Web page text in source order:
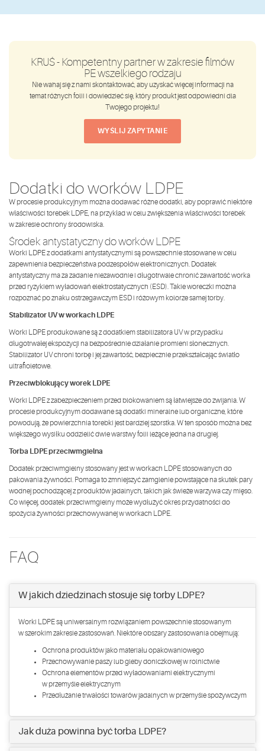
KRUŚ - Kompetentny partner w zakresie filmów
PE wszelkiego rodzaju
Nie wahaj się z nami skontaktować, aby uzyskać więcej informacji na
temat różnych folii i dowiedzieć się, który produkt jest odpowiedni dla
Twojego projektu!
WYŚLIJ ZAPYTANIE
Dodatki do worków LDPE
W procesie produkcyjnym można dodawać różne dodatki, aby poprawić niektóre
właściwości torebek LDPE, na przykład w celu zwiększenia właściwości torebek
w zakresie ochrony środowiska.
Środek antystatyczny do worków LDPE
Worki LDPE z dodatkami antystatycznymi są powszechnie stosowane w celu
zapewnienia bezpieczeństwa podzespołów elektronicznych. Dodatek
antystatyczny ma za zadanie niezawodnie i długotrwale chronić zawartość worka
przed ryzykiem wyładowań elektrostatycznych (ESD). Takie woreczki można
rozpoznać po znaku ostrzegawczym ESD i różowym kolorze samej torby.
Stabilizator UV w workach LDPE
Worki LDPE produkowane są z dodatkiem stabilizatora UV w przypadku
długotrwałej ekspozycji na bezpośrednie działanie promieni słonecznych.
Stabilizator UV chroni torbę i jej zawartość, bezpiecznie przekształcając światło
ultrafioletowe.
Przeciwblokujący worek LDPE
Worki LDPE z zabezpieczeniem przed blokowaniem są łatwiejsze do zwijania. W
procesie produkcyjnym dodawane są dodatki mineralne lub organiczne, które
powodują, że powierzchnia torebki jest bardziej szorstka. W ten sposób można bez
większego wysiłku oddzielić dwie warstwy folii leżące jedna na drugiej.
Torba LDPE przeciwmgielna
Dodatek przeciwmgielny stosowany jest w workach LDPE stosowanych do
pakowania żywności. Pomaga to zmniejszyć zamglenie powstające na skutek pary
wodnej pochodzącej z produktów jadalnych, takich jak świeże warzywa czy mięso.
Co więcej, dodatek przeciwmgielny może wydłużyć okres przydatności do
spożycia żywności przechowywanej w workach LDPE.
FAQ
W jakich dziedzinach stosuje się torby LDPE?
Worki LDPE są uniwersalnym rozwiązaniem powszechnie stosowanym
w szerokim zakresie zastosowań. Niektóre obszary zastosowania obejmują:
Ochrona produktów jako materiału opakowaniowego
Przechowywanie paszy lub gleby doniczkowej w rolnictwie
Ochrona elementów przed wyładowaniami elektrycznymi
w przemyśle elektrycznym
Przedłużanie trwałości towarów jadalnych w przemyśle spożywczym
Jak duża powinna być torba LDPE?